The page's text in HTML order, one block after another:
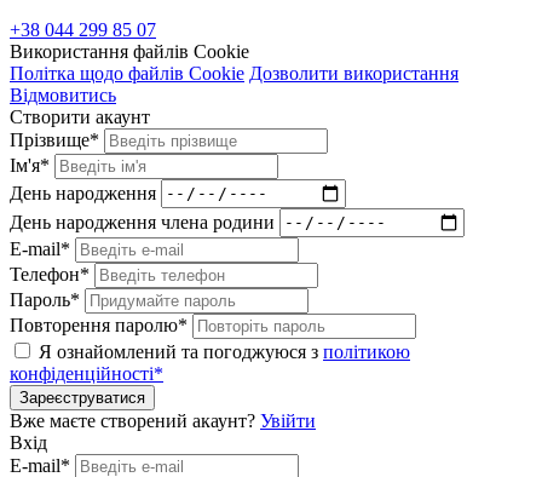
+38 044 299 85 07
Використання файлів Cookie
Політка щодо файлів Cookie Дозволити використання
Відмовитись
Створити акаунт
Прізвище*
Ім'я*
День народження
День народження члена родини
E-mail*
Телефон*
Пароль*
Повторення паролю*
Я ознайомлений та погоджуюся з політикою
конфіденційності*
Зареєструватися
Вже маєте створений акаунт? Увійти
Вхід
E-mail*